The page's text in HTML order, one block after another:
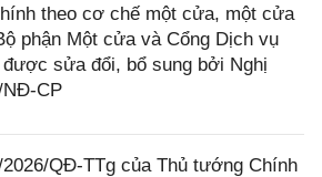
theo cơ chế một cửa, một cửa
phận Một cửa và Cổng Dịch vụ
sửa đổi, bổ sung bởi Nghị
NĐ-CP
QĐ-TTg của Thủ tướng Chính